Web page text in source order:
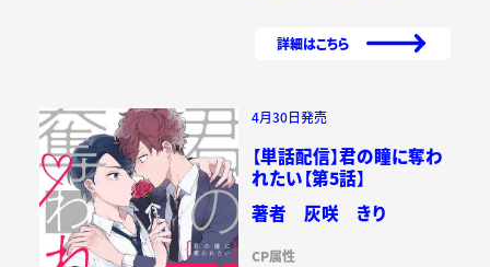
詳細はこちら
4月30日発売
【単話配信】君の瞳に奪わ
れたい【第5話】
著者 灰咲 きり
CP属性